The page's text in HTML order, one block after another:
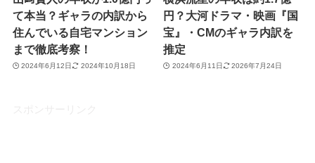
て本当？ギャラの内訳から
住んでいる自宅マンション
まで徹底考察！
2024年6月12日 2024年10月18日
円？大河ドラマ・映画『国
宝』・CMのギャラ内訳を
推定
2024年6月11日 2026年7月24日